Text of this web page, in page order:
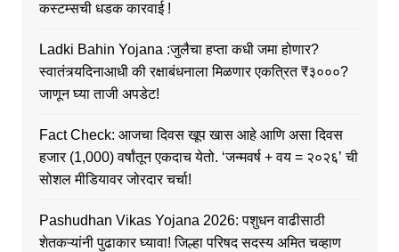
कस्टम्सची धडक कारवाई !
Ladki Bahin Yojana :जुलैचा हप्ता कधी जमा होणार?
स्वातंत्र्यदिनाआधी की रक्षाबंधनाला मिळणार एकत्रित ₹३०००?
जाणून घ्या ताजी अपडेट!
Fact Check: आजचा दिवस खूप खास आहे आणि असा दिवस
हजार (1,000) वर्षांतून एकदाच येतो. ‘जन्मवर्ष + वय = २०२६’ ची
सोशल मीडियावर जोरदार चर्चा!
Pashudhan Vikas Yojana 2026: पशुधन वाढीसाठी
शेतकऱ्यांनी पुढाकार घ्यावा! जिल्हा परिषद सदस्य अमित चव्हाण